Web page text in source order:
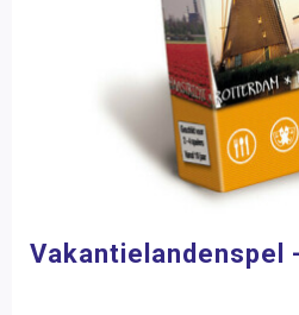
Vakantielandenspel